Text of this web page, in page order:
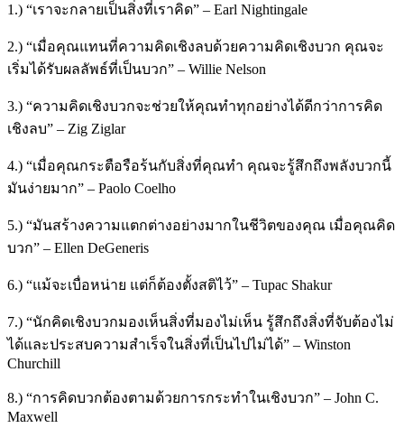
1.) “เราจะกลายเป็นสิ่งที่เราคิด” – Earl Nightingale
2.) “เมื่อคุณแทนที่ความคิดเชิงลบด้วยความคิดเชิงบวก คุณจะ
เริ่มได้รับผลลัพธ์ที่เป็นบวก” – Willie Nelson
3.) “ความคิดเชิงบวกจะช่วยให้คุณทำทุกอย่างได้ดีกว่าการคิด
เชิงลบ” – Zig Ziglar
4.) “เมื่อคุณกระตือรือร้นกับสิ่งที่คุณทำ คุณจะรู้สึกถึงพลังบวกนี้
มันง่ายมาก” – Paolo Coelho
5.) “มันสร้างความแตกต่างอย่างมากในชีวิตของคุณ เมื่อคุณคิด
บวก” – Ellen DeGeneris
6.) “แม้จะเบื่อหน่าย แต่ก็ต้องตั้งสติไว้” – Tupac Shakur
7.) “นักคิดเชิงบวกมองเห็นสิ่งที่มองไม่เห็น รู้สึกถึงสิ่งที่จับต้องไม่
ได้และประสบความสำเร็จในสิ่งที่เป็นไปไม่ได้” – Winston
Churchill
8.) “การคิดบวกต้องตามด้วยการกระทำในเชิงบวก” – John C.
Maxwell